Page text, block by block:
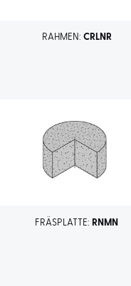
RAHMEN: CRLNR
FRÄSPLATTE: RNMN